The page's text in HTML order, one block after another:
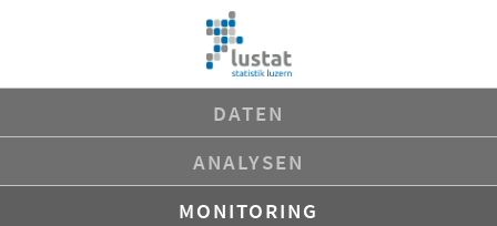
DATEN
ANALYSEN
MONITORING